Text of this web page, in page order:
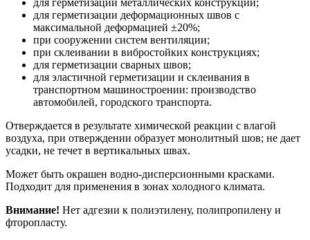
для герметизации деформационных швов с
максимальной деформацией ±20%;
при сооружении систем вентиляции;
при склеивании в вибростойких конструкциях;
для герметизации сварных швов;
для эластичной герметизации и склеивания в
транспортном машиностроении: производство
автомобилей, городского транспорта.
Отверждается в результате химической реакции с влагой
воздуха, при отверждении образует монолитный шов; не дает
усадки, не течет в вертикальных швах.
Может быть окрашен водно-дисперсионными красками.
Подходит для применения в зонах холодного климата.
Внимание! Нет адгезии к полиэтилену, полипропилену и
фторопласту.